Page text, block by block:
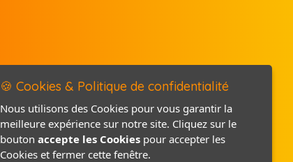
Mentions légales
Politique de confidentialité
🍪 Cookies & Politique de confidentialité
Nous utilisons des Cookies pour vous garantir la
meilleure expérience sur notre site. Cliquez sur le
bouton accepte les Cookies pour accepter les
Cookies et fermer cette fenêtre.